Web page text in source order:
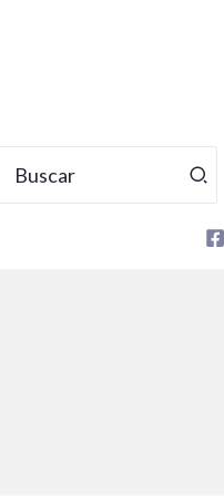
por: